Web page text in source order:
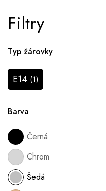
Filtry
Typ žárovky
E14 (1)
Barva
Černá
Chrom
Šedá